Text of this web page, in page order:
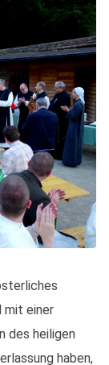
mit einer
des heiligen
haben,